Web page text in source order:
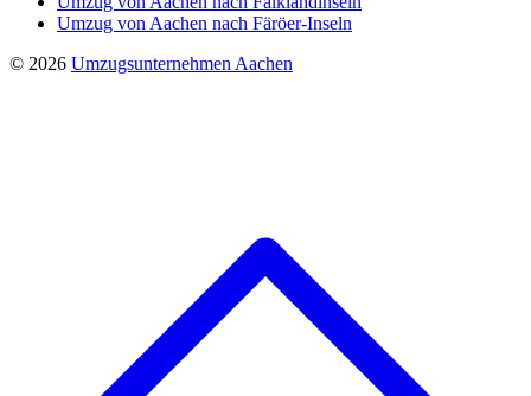
Umzug von Aachen nach Färöer-Inseln
© 2026 Umzugsunternehmen Aachen